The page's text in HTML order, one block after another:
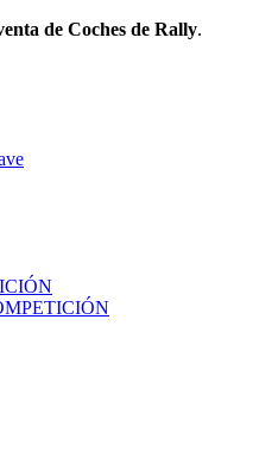
de Coches de Rally.